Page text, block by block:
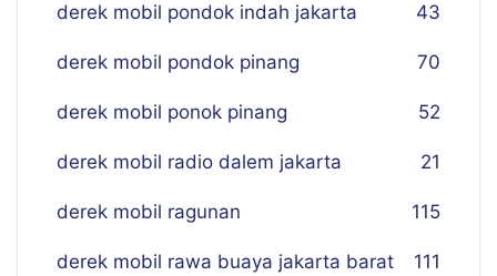
derek mobil pondok indah jakarta 43
derek mobil pondok pinang 70
derek mobil ponok pinang 52
derek mobil radio dalem jakarta 21
derek mobil ragunan 115
derek mobil rawa buaya jakarta barat 111